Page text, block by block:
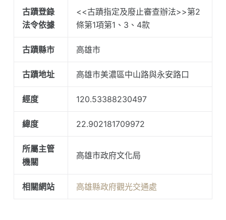
古蹟登錄
法令依據
<<古蹟指定及廢止審查辦法>>第2
條第1項第1、3、4款
古蹟縣市 高雄市
古蹟地址 高雄市美濃區中山路與永安路口
經度 120.53388230497
緯度 22.902181709972
所屬主管
機關
高雄市政府文化局
相關網站 高雄縣政府觀光交通處